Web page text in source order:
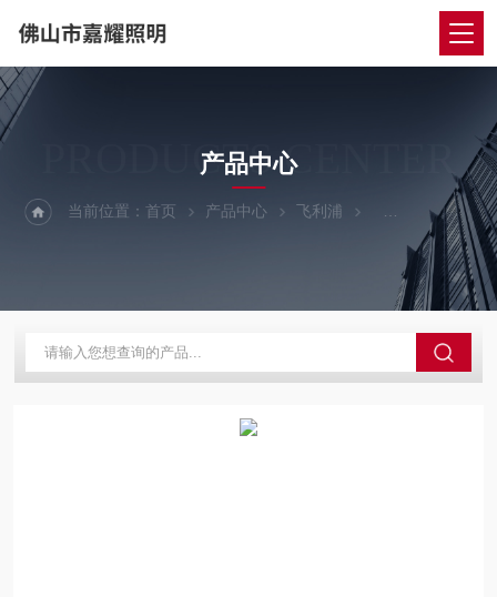
PRODUCTS CENTER
产品中心
当前位置：首页 产品中心 飞利浦 飞利浦镇流器